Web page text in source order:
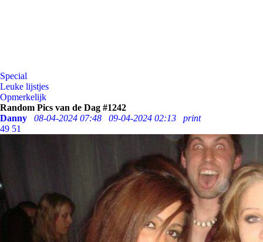
Special
Leuke lijstjes
Opmerkelijk
Random Pics van de Dag #1242
Danny
08-04-2024 07:48 09-04-2024 02:13
print
49 51